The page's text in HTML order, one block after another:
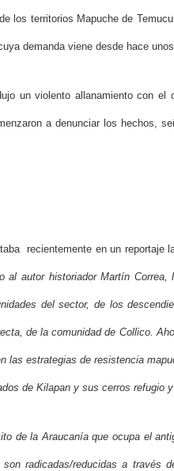
los territorios Mapuche de
demanda viene desde hace
un violento allanamiento con
a denunciar los hechos,
recientemente en un reportaje
al autor historiador Martín
del sector, de los
de la comunidad de Collico.
las estrategias de resistencia
de Kilapan y sus cerros refugio
de la Araucanía que ocupa el
radicadas/reducidas a